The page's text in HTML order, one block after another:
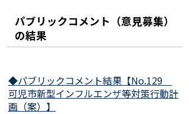
パブリックコメント（意見募集）
の結果
◆パブリックコメント結果【No.129
可児市新型インフルエンザ等対策行動計
画（案）】